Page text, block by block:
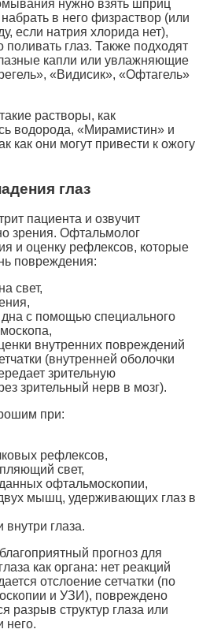
нужно взять шприц
в него физраствор (или
если натрия хлорида нет),
поливать глаз. Также подходят
капли или увлажняющие
«Видисик», «Офтагель»
растворы, как
водорода, «Мирамистин» и
как они могут привести к ожогу
глаз
пациента и озвучит
зрения. Офтальмолог
и оценку рефлексов, которые
повреждения:
свет,
дна с помощью специального
внутренних повреждений
(внутренней оболочки
зрительную
зрительный нерв в мозг).
при:
рефлексов,
свет,
офтальмоскопии,
мышц, удерживающих глаз в
внутри глаза.
прогноз для
как органа: нет реакций
отслоение сетчатки (по
и УЗИ), повреждено
разрыв структур глаза или
него.